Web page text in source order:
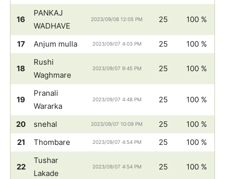
16
PANKAJ
WADHAVE
2023/09/08 12:05 PM 25 100 %
17 Anjum mulla 2023/09/07 4:03 PM 25 100 %
18
Rushi
Waghmare
2023/09/07 9:45 PM 25 100 %
19
Pranali
Wararka
2023/09/07 4:48 PM 25 100 %
20 snehal 2023/09/07 10:09 PM 25
100 %
21
Thombare 2023/09/07 4:54 PM 25 100 %
22
Tushar
Lakade
2023/09/07 4:54 PM 25 100 %